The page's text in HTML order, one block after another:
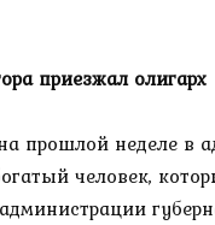
приезжал олигарх
прошлой неделе в
человек,